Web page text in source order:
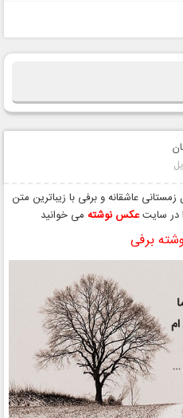
عاشقانه و برفی با زیباترین متن
در سایتعکس نوشته می خوانید
برفی